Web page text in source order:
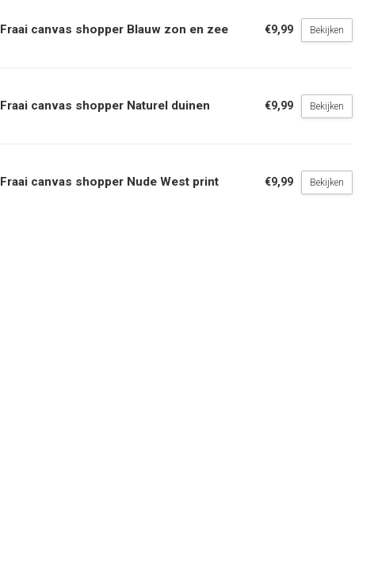
Fraai canvas shopper Blauw zon en zee €9,99 Bekijken
Fraai canvas shopper Naturel duinen €9,99 Bekijken
Fraai canvas shopper Nude West print €9,99 Bekijken